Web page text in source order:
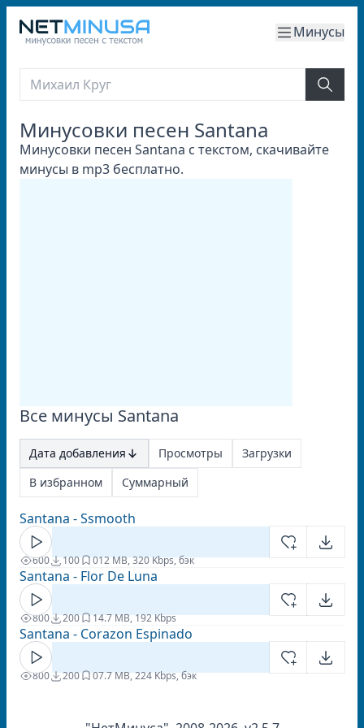
Минусы
Минусовки песен Santana
Минусовки песен Santana с текстом, скачивайте
минусы в mp3 бесплатно.
Все минусы Santana
Дата добавления Просмотры
Загрузки
В избранном
Суммарный
Santana - Ssmooth
600 100 012 MB, 320 Kbps, бэк
Santana - Flor De Luna
800 200 14.7 MB, 192 Kbps
Santana - Corazon Espinado
800 200 07.7 MB, 224 Kbps, бэк